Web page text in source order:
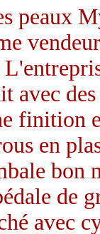
peaux
avec
finition
en
bon
de
avec